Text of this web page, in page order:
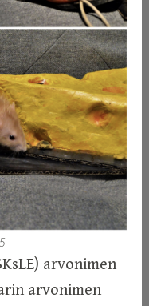
arvonimen
arvonimen